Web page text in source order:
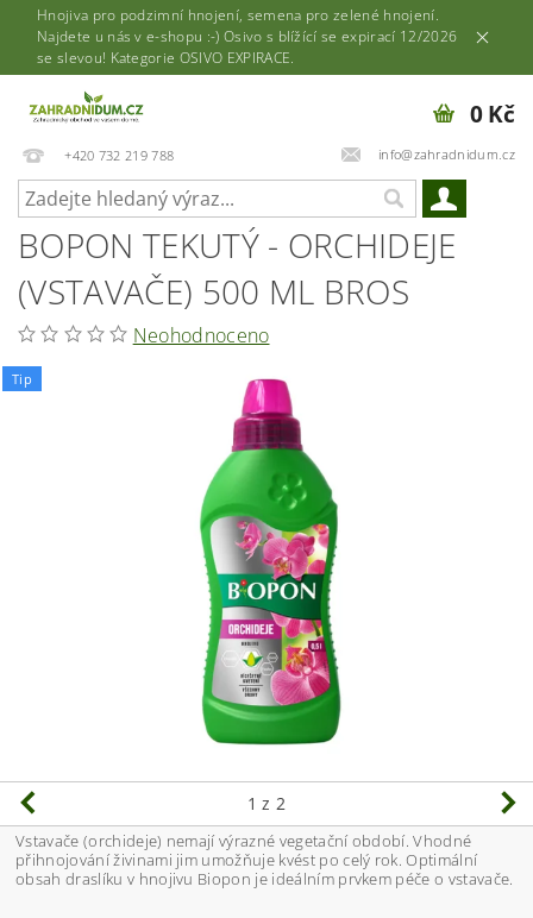
Hnojiva pro podzimní hnojení, semena pro zelené hnojení.
Najdete u nás v e-shopu :-) Osivo s blížící se expirací 12/2026
se slevou! Kategorie OSIVO EXPIRACE.
+420 732 219 788 info@zahradnidum.cz
0 Kč
BOPON TEKUTÝ - ORCHIDEJE
(VSTAVAČE) 500 ML BROS
Neohodnoceno
Tip
1 z 2
Vstavače (orchideje) nemají výrazné vegetační období. Vhodné
přihnojování živinami jim umožňuje kvést po celý rok. Optimální
obsah draslíku v hnojivu Biopon je ideálním prvkem péče o vstavače.